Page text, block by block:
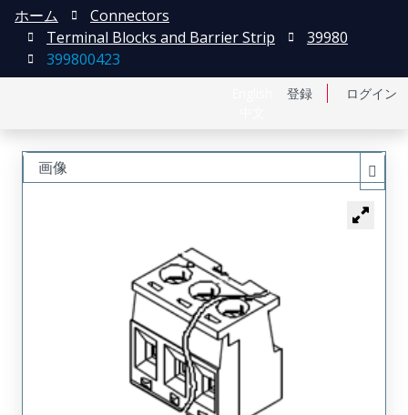
登録 ログイン
ホーム
Connectors
Terminal Blocks and Barrier Strip
39980
399800423
画像